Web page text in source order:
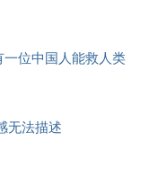
位中国人能救人类
无法描述